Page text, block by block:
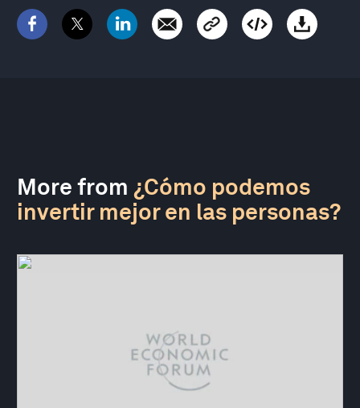
More from ¿Cómo podemos
invertir mejor en las personas?